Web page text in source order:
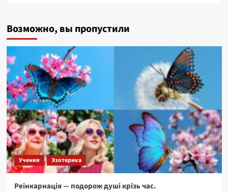
Мінакші
веселка,
висічена
у
камені.
Індія
Возможно, вы пропустили
Учения Эзотерика
Реінкарнація — подорож душі крізь час.